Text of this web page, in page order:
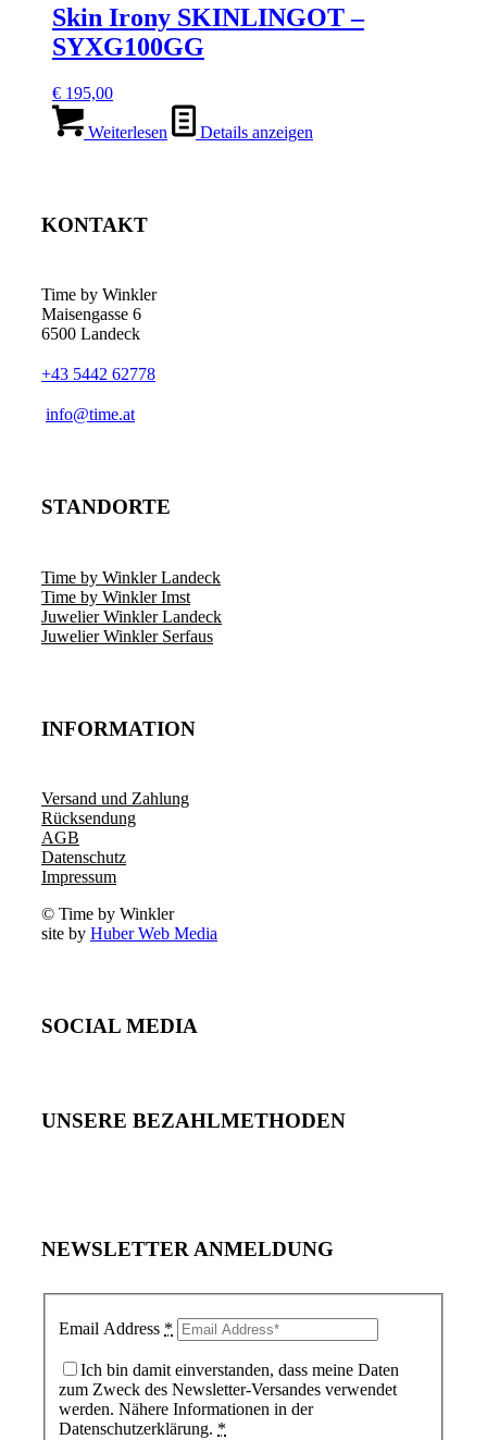
Skin Irony SKINLINGOT –
SYXG100GG
€ 195,00
Weiterlesen Details anzeigen
KONTAKT
Time by Winkler
Maisengasse 6
6500 Landeck
+43 5442 62778
­info@time.at
STANDORTE
Time by Winkler Landeck
Time by Winkler Imst
Juwelier Winkler Landeck
Juwelier Winkler Serfaus
INFORMATION
Versand und Zahlung
Rücksendung
AGB
Datenschutz
Impressum
© Time by Winkler
site by Huber Web Media
SOCIAL MEDIA
UNSERE BEZAHLMETHODEN
NEWSLETTER ANMELDUNG
Email Address *
Ich bin damit einverstanden, dass meine Daten
zum Zweck des Newsletter-Versandes verwendet
werden. Nähere Informationen in der
Datenschutzerklärung. *